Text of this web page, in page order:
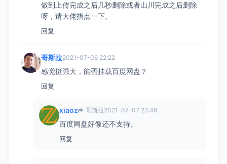
做到上传完成之后几秒删除或者山川完成之后删除
呀，请大佬指点一下。
回复
哥斯拉2021-07-06 22:22
感觉挺强大，能否挂载百度网盘？
回复
xiaoz 哥斯拉2021-07-07 22:49
百度网盘好像还不支持。
回复